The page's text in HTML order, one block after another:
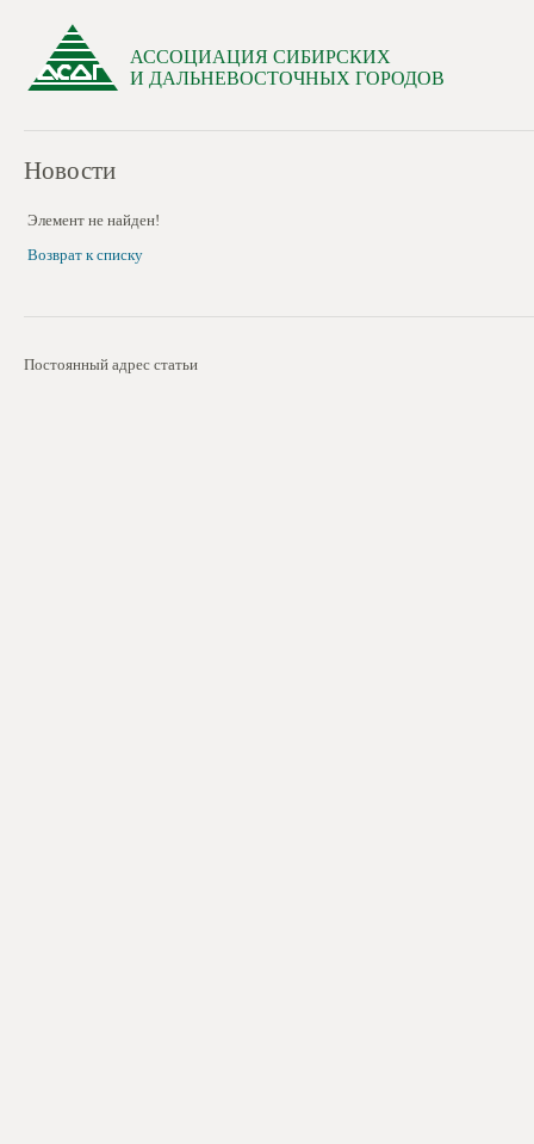
АССОЦИАЦИЯ СИБИРСКИХ
И ДАЛЬНЕВОСТОЧНЫХ ГОРОДОВ
Новости
Элемент не найден!
Возврат к списку
Постоянный адрес статьи